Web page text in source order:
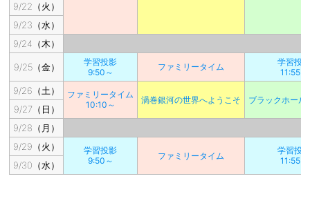
9/22（火）
9/23（水）
9/24（木）
9/25（金）
学習投影
9:50～
ファミリータイム
学習投
11:55～
9/26（土）
ファミリータイム
10:10～
渦巻銀河の世界へようこそ ブラックホール
9/27（日）
9/28（月）
9/29（火）
学習投影
9:50～
ファミリータイム
学習投
11:55～
9/30（水）